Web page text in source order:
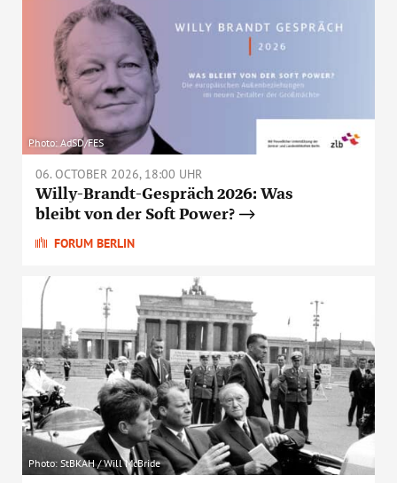
Photo: AdSD/FES
06. OCTOBER 2026, 18:00 UHR
Willy-Brandt-Gespräch 2026: Was
bleibt von der Soft Power?
FORUM BERLIN
Photo: StBKAH / Will McBride